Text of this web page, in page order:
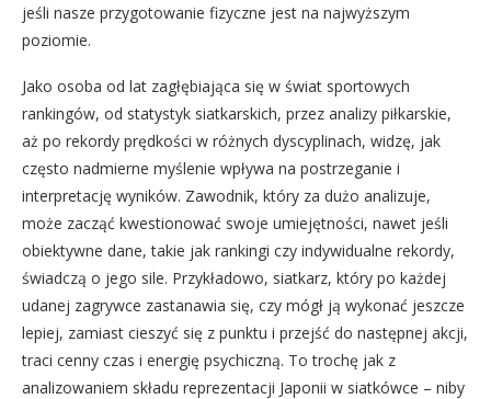
jeśli nasze przygotowanie fizyczne jest na najwyższym
poziomie.
Jako osoba od lat zagłębiająca się w świat sportowych
rankingów, od statystyk siatkarskich, przez analizy piłkarskie,
aż po rekordy prędkości w różnych dyscyplinach, widzę, jak
często nadmierne myślenie wpływa na postrzeganie i
interpretację wyników. Zawodnik, który za dużo analizuje,
może zacząć kwestionować swoje umiejętności, nawet jeśli
obiektywne dane, takie jak rankingi czy indywidualne rekordy,
świadczą o jego sile. Przykładowo, siatkarz, który po każdej
udanej zagrywce zastanawia się, czy mógł ją wykonać jeszcze
lepiej, zamiast cieszyć się z punktu i przejść do następnej akcji,
traci cenny czas i energię psychiczną. To trochę jak z
analizowaniem składu reprezentacji Japonii w siatkówce – niby